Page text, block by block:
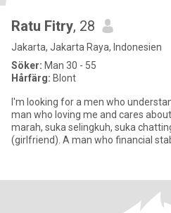
Ratu Fitry, 28
Jakarta, Jakarta Raya, Indonesien
Söker: Man 30 - 55
Hårfärg: Blont
I'm looking for a men who
man who loving me and cares
marah, suka selingkuh, suka
(girlfriend). A man who financial